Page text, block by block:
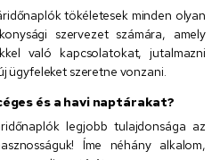
tökéletesek minden olyan
szervezet számára, amely
való kapcsolatokat, jutalmazni
ügyfeleket szeretne vonzani.
és a havi naptárakat?
legjobb tulajdonsága az
Íme néhány alkalom,